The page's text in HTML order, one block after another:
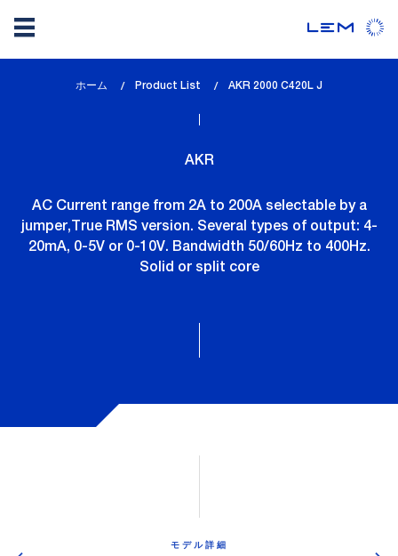
ホーム Product List
lem_current_page
AKR 2000 C420L J
AKR
AC Current range from 2A to 200A selectable by a
jumper,True RMS version. Several types of output: 4-
20mA, 0-5V or 0-10V. Bandwidth 50/60Hz to 400Hz.
Solid or split core
モデル詳細